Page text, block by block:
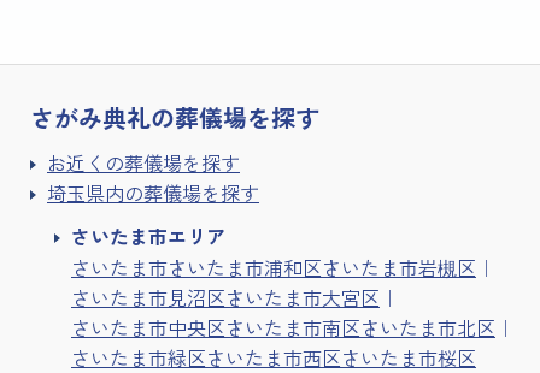
さがみ典礼の葬儀場を探す
お近くの葬儀場を探す
埼玉県内の葬儀場を探す
さいたま市エリア
さいたま市さいたま市浦和区さいたま市岩槻区
さいたま市見沼区さいたま市大宮区
さいたま市中央区さいたま市南区さいたま市北区
さいたま市緑区さいたま市西区さいたま市桜区